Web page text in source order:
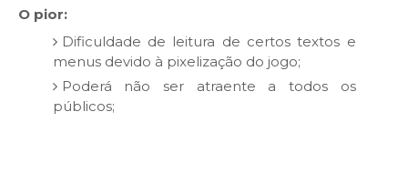
O pior:
Dificuldade de leitura de certos textos e
menus devido à pixelização do jogo;
Poderá não ser atraente a todos os
públicos;